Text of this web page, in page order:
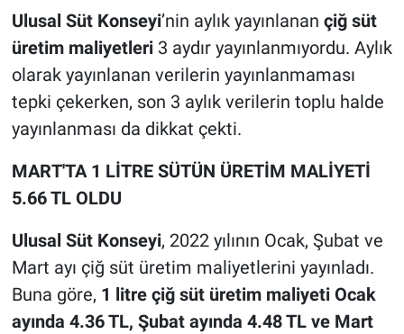
Ulusal Süt Konseyi’nin aylık yayınlanan çiğ süt
üretim maliyetleri 3 aydır yayınlanmıyordu. Aylık
olarak yayınlanan verilerin yayınlanmaması
tepki çekerken, son 3 aylık verilerin toplu halde
yayınlanması da dikkat çekti.
MART'TA 1 LİTRE SÜTÜN ÜRETİM MALİYETİ
5.66 TL OLDU
Ulusal Süt Konseyi, 2022 yılının Ocak, Şubat ve
Mart ayı çiğ süt üretim maliyetlerini yayınladı.
Buna göre, 1 litre çiğ süt üretim maliyeti Ocak
ayında 4.36 TL, Şubat ayında 4.48 TL ve Mart